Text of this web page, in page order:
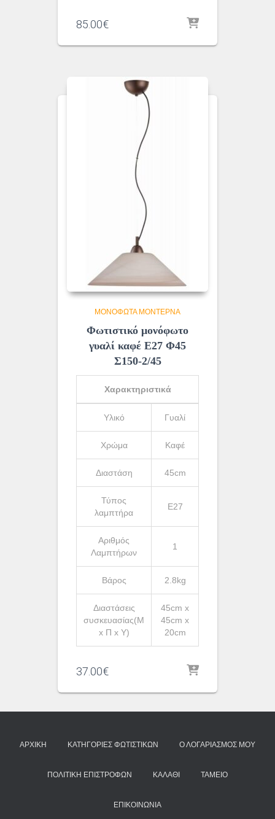
85.00€
ΜΟΝΌΦΩΤΑ ΜΟΝΤΈΡΝΑ
Φωτιστικό μονόφωτο
γυαλί καφέ Ε27 Φ45
Σ150-2/45
Χαρακτηριστικά
Υλικό Γυαλί
Χρώμα Καφέ
Διαστάση 45cm
Τύπος
λαμπτήρα
Ε27
Αριθμός
Λαμπτήρων
1
Βάρος 2.8kg
Διαστάσεις
συσκευασίας(Μ
x Π x Υ)
45cm x
45cm x
20cm
37.00€
ΑΡΧΙΚΉ ΚΑΤΗΓΟΡΊΕΣ ΦΩΤΙΣΤΙΚΏΝ Ο ΛΟΓΑΡΙΑΣΜΌΣ ΜΟΥ
ΠΟΛΙΤΙΚΉ ΕΠΙΣΤΡΟΦΏΝ ΚΑΛΆΘΙ ΤΑΜΕΊΟ
ΕΠΙΚΟΙΝΩΝΊΑ